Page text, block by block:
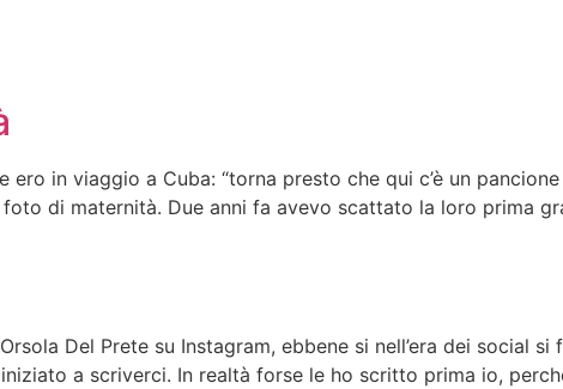
ero in viaggio a Cuba: “torna presto che qui c’è un
di maternità. Due anni fa avevo scattato la loro prima
Del Prete su Instagram, ebbene si nell’era dei social
a scriverci. In realtà forse le ho scritto prima io,